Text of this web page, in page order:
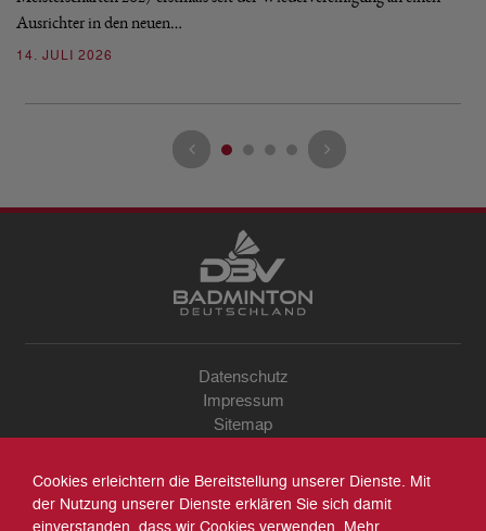
Ausrichter in den neuen…
14. JULI 2026
Datenschutz
Impressum
Sitemap
Archiv
Suche
Cookies erleichtern die Bereitstellung unserer Dienste. Mit
der Nutzung unserer Dienste erklären Sie sich damit
einverstanden, dass wir Cookies verwenden. Mehr